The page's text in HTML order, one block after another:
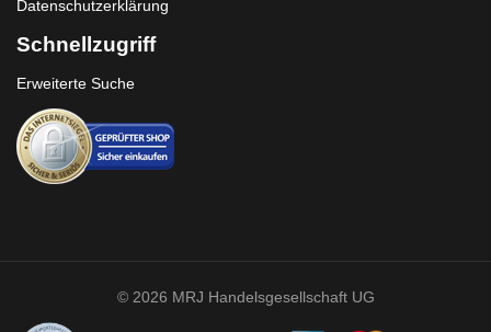
Datenschutzerklärung
Schnellzugriff
Erweiterte Suche
© 2026 MRJ Handelsgesellschaft UG